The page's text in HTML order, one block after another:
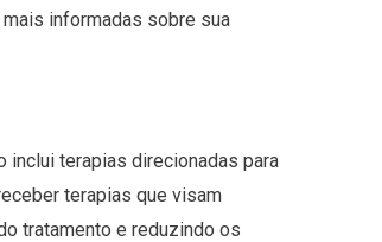
informadas sobre sua
terapias direcionadas para
terapias que visam
tratamento e reduzindo os